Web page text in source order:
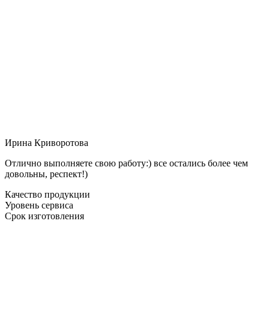
Ирина Криворотова
Отлично выполняете свою работу:) все остались более чем
довольны, респект!)
Качество продукции
Уровень сервиса
Срок изготовления